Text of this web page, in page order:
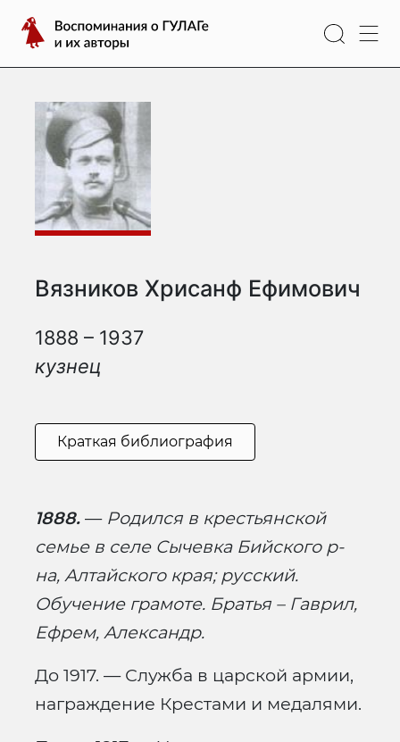
содержимому
Воспоминания
о
ГУЛАГе
авторы
Вязников Хрисанф Ефимович
1888 – 1937
кузнец
Краткая библиография
1888. —Родился в крестьянской
семье в селе Сычевка Бийского р-
на, Алтайского края; русский.
Обучение грамоте. Братья – Гаврил,
Ефрем, Александр.
До 1917. — Служба в царской армии,
награждение Крестами и медалями.